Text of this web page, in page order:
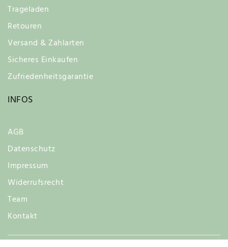
Trageladen
Retouren
Versand & Zahlarten
Sicheres Einkaufen
Zufriedenheitsgarantie
INFOS
AGB
Datenschutz
Impressum
Widerrufsrecht
Team
Kontakt